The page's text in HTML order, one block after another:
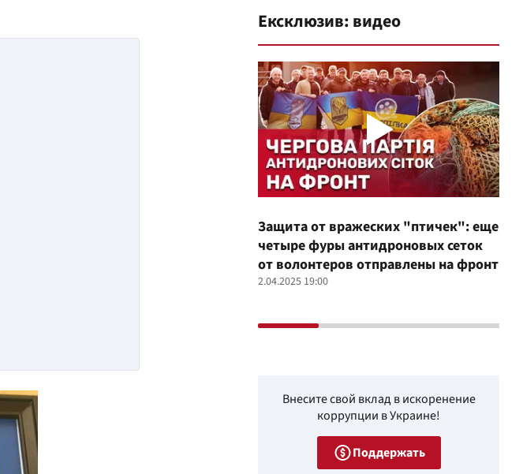
Ексклюзив: видео
Защита от вражеских "птичек": еще
четыре фуры антидроновых сеток
от волонтеров отправлены на фронт
2.04.2025 19:00
Внесите свой вклад в искоренение
коррупции в Украине!
Поддержать